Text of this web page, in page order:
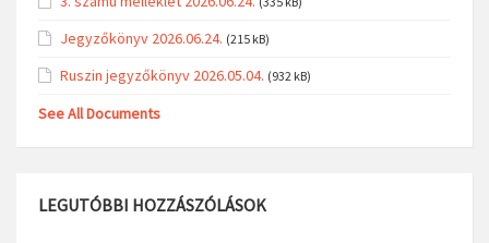
Jegyzőkönyv 2026.06.24. (215 kB)
Ruszin jegyzőkönyv 2026.05.04. (932 kB)
See All Documents
LEGUTÓBBI HOZZÁSZÓLÁSOK